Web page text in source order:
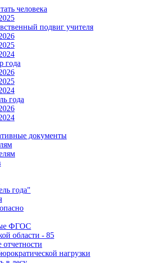
человека
подвиг учителя
года
года
документы
года"
ФГОС
области - 85
нагрузки